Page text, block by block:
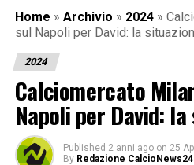
Home » Archivio » 2024 »
sul Napoli per David: la
2024
Calciomercato
Napoli per David:
Published 2 anni ago on 25
By Redazione CalcioNews24